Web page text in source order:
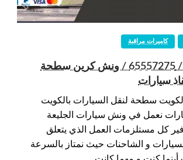
كاميرات مراقبة
ونش الجليعة / 65557275 / ونش كرين سطحة
سيارات
سطحة لنقل السيارات بالكويت
نعمل في ونش سيارات الجليعة
كل مستلزمات العمل الذي يتعلق
و الشاحنات حيث نمتاز بالسرعة